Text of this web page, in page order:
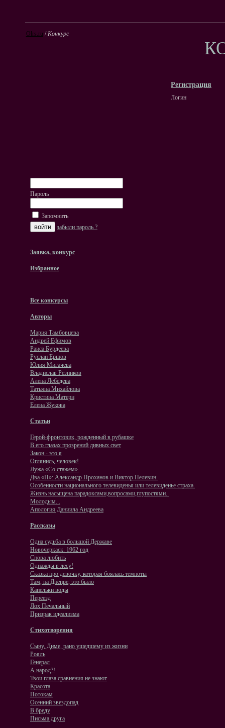
Olrs.ru /Конкурс
Регистрация
Логин
Пароль
Запомнить
забыли пароль ?
Заявка, конкурс
Избранное
Все конкурсы
Авторы
Мария Тамбовцева
Андрей Ефимов
Раиса Бурдеева
Руслан Ершов
Юлия Мигачева
Владислав Резников
Алена Лебедева
Татьяна Михайлова
Кристина Матерн
Елена Жукова
Статьи
Герой-фронтовик, рожденный в рубашке
В его глазах прозрений дивных свет
Закон - это я
Оглянись, человек!
Лужа «Со стажем».
Два «П»: Александр Проханов и Виктор Пелевин.
Особенности национального телевиденья или телевиденье страха.
Жизнь насыщена парадоксами,вопросами,глупостями..
Молодым...
Апология Даниила Андреева
Рассказы
Одна судьба в большой Державе
Новочеркаск. 1962 год
Снова любить
Однажды в лесу!
Сказка про девочку, которая боялась темноты
Там, на Днепре, это было
Капельки воды
Переезд
Лох Печальный
Призрак идеализма
Стихотворения
Сыну, Диме, рано ушедшему из жизни
Рояль
Генерал
А народ?!
Твои глаза сравнения не знают
Красота
Потокам
Осенний звездопад
В бреду
Письма друга